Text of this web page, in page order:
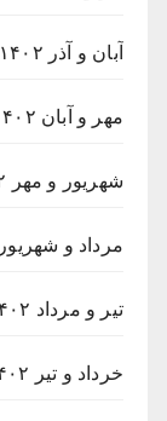
آبان و آذر ۱۴۰۲
مهر و آبان ۱۴۰۲
شهریور و مهر ۱۴۰۲
مرداد و شهریور ۱۴۰۲
تیر و مرداد ۱۴۰۲
خرداد و تیر ۱۴۰۲